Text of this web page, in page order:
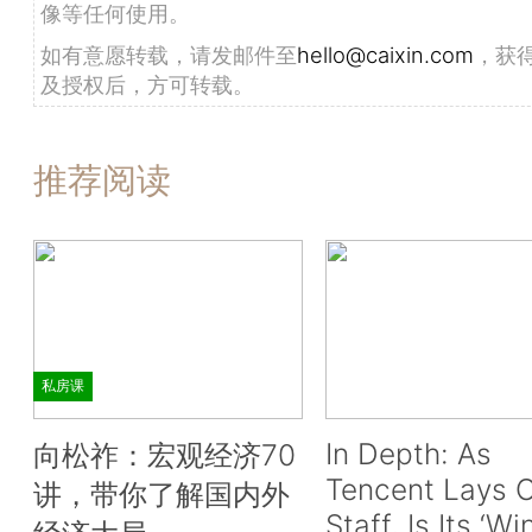
像等任何使用。
如有意愿转载，请发邮件至hello@caixin.com ，获
及授权后，方可转载。
推荐阅读
私房课
向松祚：宏观经济70
讲，带你了解国内外
In Depth: As
Tencent Lays